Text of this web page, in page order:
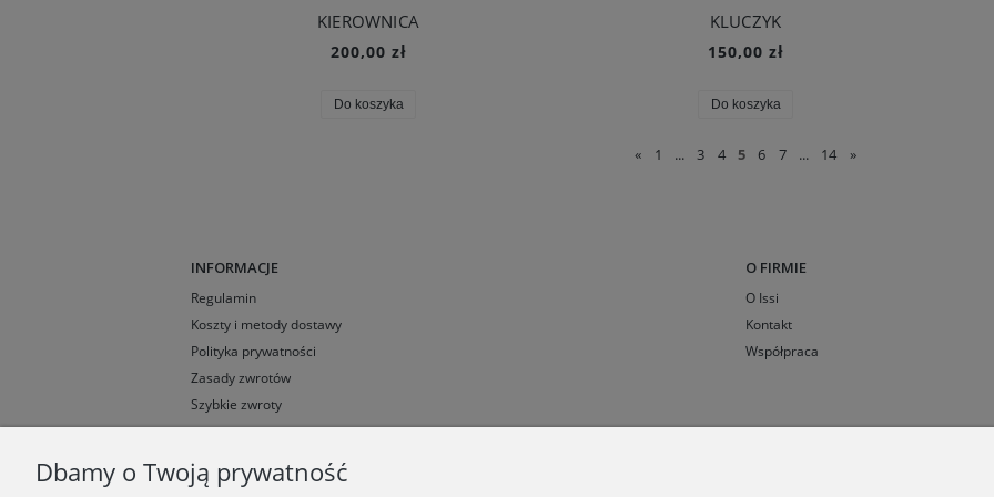
KIEROWNICA
200,00 zł
Do koszyka
KLUCZYK
150,00 zł
Do koszyka
« 1 ... 3 4 5 6 7 ... 14 »
INFORMACJE
Regulamin
Koszty i metody dostawy
Polityka prywatności
Zasady zwrotów
Szybkie zwroty
O FIRMIE
O Issi
Kontakt
Współpraca
Dbamy o Twoją prywatność